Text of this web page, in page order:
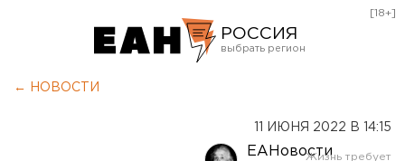
РОССИЯ
[18+]
← НОВОСТИ
11 ИЮНЯ 2022 В 14:15
ЕАНовости